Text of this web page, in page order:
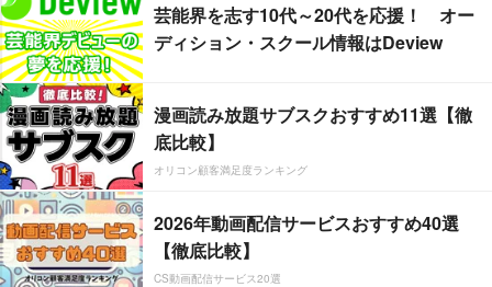
芸能界を志す10代～20代を応援！ オー
ディション・スクール情報はDeview
漫画読み放題サブスクおすすめ11選【徹
底比較】
オリコン顧客満足度ランキング
2026年動画配信サービスおすすめ40選
【徹底比較】
CS動画配信サービス20選